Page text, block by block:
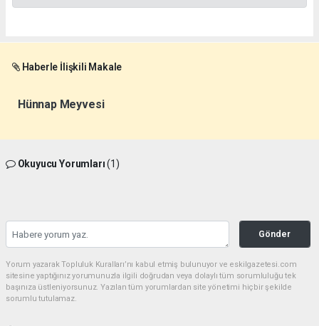
Haberle İlişkili Makale
Hünnap Meyvesi
Okuyucu Yorumları(1)
Gönder
Yorum yazarak Topluluk Kuralları’nı kabul etmiş bulunuyor ve eskilgazetesi.com
sitesine yaptığınız yorumunuzla ilgili doğrudan veya dolaylı tüm sorumluluğu tek
başınıza üstleniyorsunuz. Yazılan tüm yorumlardan site yönetimi hiçbir şekilde
sorumlu tutulamaz.